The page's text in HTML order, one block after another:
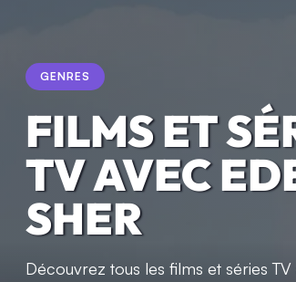
GENRES
FILMS ET
TV AVEC
SHER
Découvrez tous les films et séries